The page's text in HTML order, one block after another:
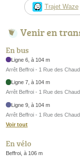
Trajet Waze
Venir en
En bus
Ligne 6, à 104 m
Arrêt Beffroi - 1 Rue des
Ligne 7, à 104 m
Arrêt Beffroi - 1 Rue des
Ligne 9, à 104 m
Arrêt Beffroi - 1 Rue des
Voir tout
En vélo
Beffroi, à 106 m